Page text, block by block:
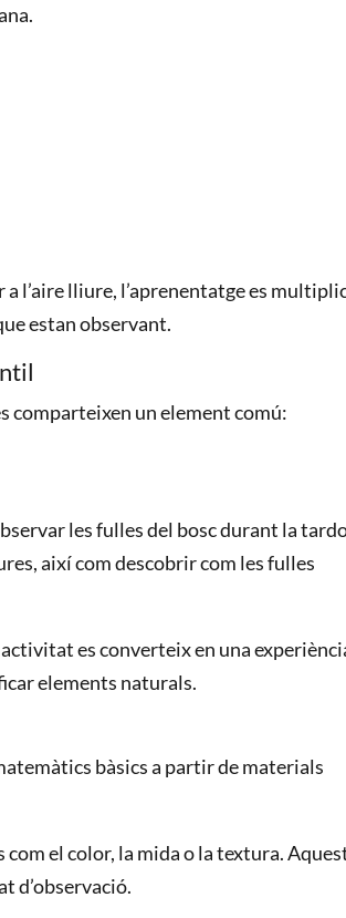
l’aire lliure, l’aprenentatge es
estan observant.
comparteixen un element comú:
les fulles del bosc durant la
així com descobrir com les fulles
es converteix en una
elements naturals.
bàsics a partir de materials
el color, la mida o la textura.
d’observació.